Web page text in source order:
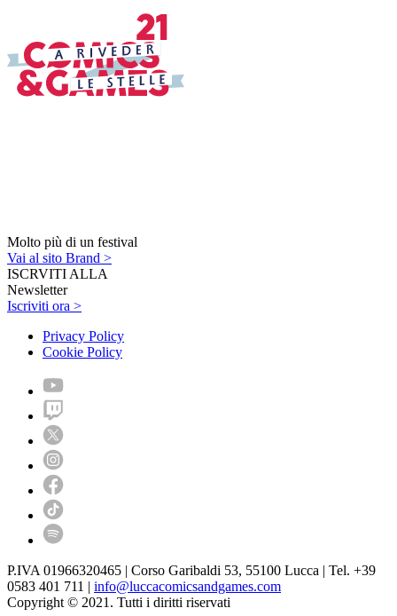
Molto più di un festival
Vai al sito Brand >
ISCRVITI ALLA
Newsletter
Iscriviti ora >
Privacy Policy
Cookie Policy
P.IVA 01966320465 | Corso Garibaldi 53, 55100 Lucca | Tel. +39
0583 401 711 | info@luccacomicsandgames.com
Copyright © 2021. Tutti i diritti riservati